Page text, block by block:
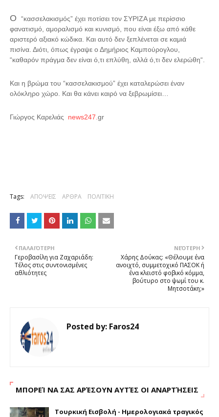
Ο
“κασσελακισμός” έχει ποτίσει τον ΣΥΡΙΖΑ με περίσσιο
φανατισμό, αμοραλισμό και κυνισμό, που είναι έξω από κάθε
αριστερό αξιακό κώδικα. Και αυτό δεν ξεπλένεται σε καμιά
πισίνα. Διότι, όπως έγραψε ο Δημήριος Καμπούρογλου,
“καθαρόν πράγμα δεν είναι ό,τι επλύθη, αλλά ό,τι δεν ελερώθη“.
Και η βρώμα του “κασσελακισμού” έχει καταλερώσει έναν
ολόκληρο χώρο. Και θα κάνει καιρό να ξεβρωμίσει…
Γιώργος Καρελιάς news247.gr
Tags: ΑΠΟΨΕΙΣ ΑΡΘΡΑ ΠΟΛΙΤΙΚΗ
ΝΕΌΤΕΡΗ
Χάρης Δούκας: «Θέλουμε ένα
ανοιχτό, συμμετοχικό ΠΑΣΟΚ ή
ένα κλειστό φοβικό κόμμα,
βούτυρο στο ψωμί του κ.
Μητσοτάκη;»
ΠΑΛΑΙΌΤΕΡΗ
Γεροβασίλη για Ζαχαριάδη:
Τέλος στις συντονισμένες
αθλιότητες
Posted by: Faros24
ΜΠΟΡΕΊ ΝΑ ΣΑΣ ΑΡΈΣΟΥΝ ΑΥΤΈΣ ΟΙ ΑΝΑΡΤΉΣΕΙΣ
Τουρκική Εισβολή - Ημερολογιακά τραγικός